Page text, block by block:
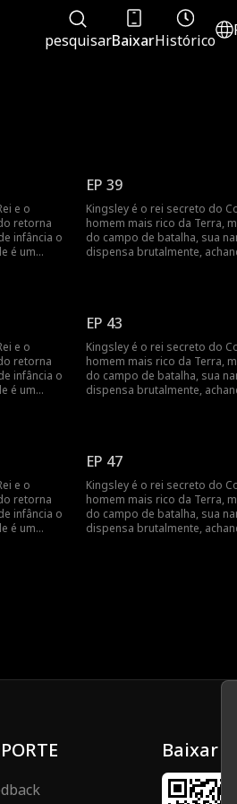
pesquisarBaixarHistórico
e o
retorna
infância o
é um
EP 39
Kingsley é o rei secreto do
homem mais rico da Terra,
do campo de batalha, sua
dispensa brutalmente,
e o
retorna
infância o
é um
EP 43
Kingsley é o rei secreto do
homem mais rico da Terra,
do campo de batalha, sua
dispensa brutalmente,
e o
retorna
infância o
é um
EP 47
Kingsley é o rei secreto do
homem mais rico da Terra,
do campo de batalha, sua
dispensa brutalmente,
Baixar